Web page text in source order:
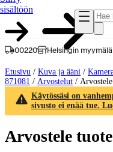
sisältöön
00220 Helsingin myymälä
Etusivu / Kuva ja ääni /
871081 / Arvostelut /
Käytössäsi on
sivusto ei enää tue.
Arvostele